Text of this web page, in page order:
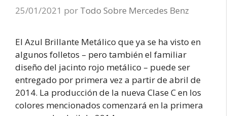
25/01/2021 por Todo Sobre Mercedes Benz
El Azul Brillante Metálico que ya se ha visto en
algunos folletos – pero también el familiar
diseño del jacinto rojo metálico – puede ser
entregado por primera vez a partir de abril de
2014. La producción de la nueva Clase C en los
colores mencionados comenzará en la primera